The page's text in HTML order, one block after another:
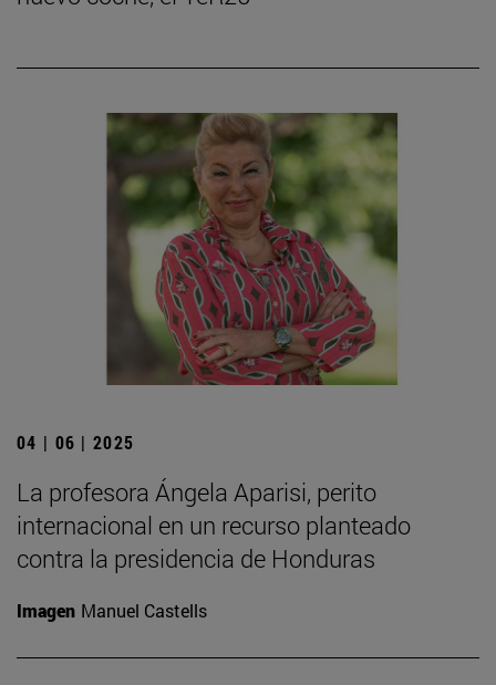
04 | 06 | 2025
La profesora Ángela Aparisi, perito
internacional en un recurso planteado
contra la presidencia de Honduras
Imagen Manuel Castells